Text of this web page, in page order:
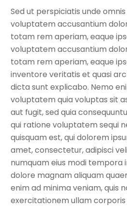
Sed ut perspiciatis unde
voluptatem accusantium
totam rem aperiam, eaque
voluptatem accusantium
totam rem aperiam, eaque
inventore veritatis et quasi
dicta sunt explicabo. Nemo
voluptatem quia voluptas sit
aut fugit, sed quia
qui ratione voluptatem sequi
quisquam est, qui dolorem
amet, consectetur, adipisci
numquam eius modi tempora
dolore magnam aliquam
enim ad minima veniam, quis
exercitationem ullam